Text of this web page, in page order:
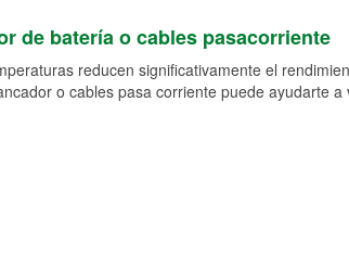
de batería o cables pasacorriente
reducen significativamente el
o cables pasa corriente puede ayudarte